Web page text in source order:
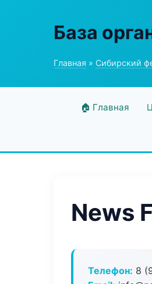
База
Главная » Сибирский
🏠 Главная
News
Телефон: 8